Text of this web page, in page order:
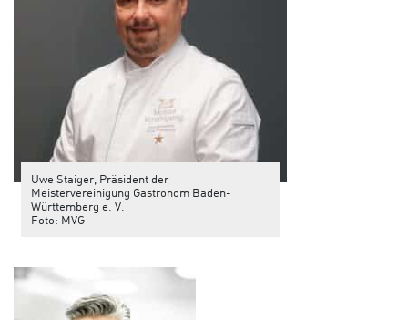
Uwe Staiger, Präsident der
Meistervereinigung Gastronom Baden-
Württemberg e. V.
Foto: MVG